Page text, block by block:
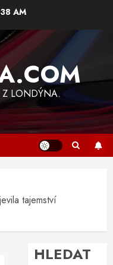
AM
LONDÝNA.
tajemství
HLEDAT